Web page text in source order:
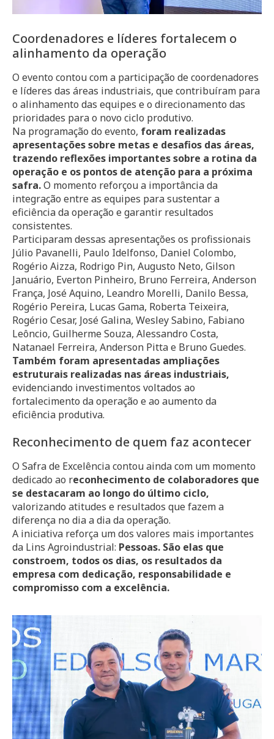
Coordenadores e líderes fortalecem o
alinhamento da operação
O evento contou com a participação de coordenadores
e líderes das áreas industriais, que contribuíram para
o alinhamento das equipes e o direcionamento das
prioridades para o novo ciclo produtivo.
Na programação do evento, foram realizadas
apresentações sobre metas e desafios das áreas,
trazendo reflexões importantes sobre a rotina da
operação e os pontos de atenção para a próxima
safra.O momento reforçou a importância da
integração entre as equipes para sustentar a
eficiência da operação e garantir resultados
consistentes.
Participaram dessas apresentações os profissionais
Júlio Pavanelli, Paulo Idelfonso, Daniel Colombo,
Rogério Aizza, Rodrigo Pin, Augusto Neto, Gilson
Januário, Everton Pinheiro, Bruno Ferreira, Anderson
França, José Aquino, Leandro Morelli, Danilo Bessa,
Rogério Pereira, Lucas Gama, Roberta Teixeira,
Rogério Cesar, José Galina, Wesley Sabino, Fabiano
Leôncio, Guilherme Souza, Alessandro Costa,
Natanael Ferreira, Anderson Pitta e Bruno Guedes.
Também foram apresentadas ampliações
estruturais realizadas nas áreas industriais,
evidenciando investimentos voltados ao
fortalecimento da operação e ao aumento da
eficiência produtiva.
Reconhecimento de quem faz acontecer
O Safra de Excelência contou ainda com um momento
dedicado ao reconhecimento de colaboradores que
se destacaram ao longo do último ciclo,
valorizando atitudes e resultados que fazem a
diferença no dia a dia da operação.
A iniciativa reforça um dos valores mais importantes
da Lins Agroindustrial: Pessoas. São elas que
constroem, todos os dias, os resultados da
empresa com dedicação, responsabilidade e
compromisso com a excelência.